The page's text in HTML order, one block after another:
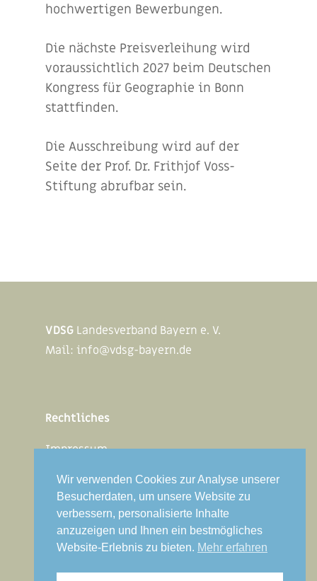
hochwertigen Bewerbungen.
Die nächste Preisverleihung wird
voraussichtlich 2027 beim Deutschen
Kongress für Geographie in Bonn
stattfinden.
Die Ausschreibung wird auf der
Seite der Prof. Dr. Frithjof Voss-
Stiftung abrufbar sein.
VDSG Landesverband Bayern e. V.
Mail: info@vdsg-bayern.de
Rechtliches
Impressum
Jetzt Mitglied werden
Wir verwenden Cookies zur Analyse unserer
Besucherdaten, um unsere Website zu
verbessern, personalisierte Inhalte
anzuzeigen und Ihnen ein bestmögliches
Website-Erlebnis zu bieten. Mehr erfahren